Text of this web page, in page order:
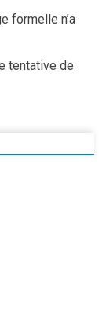
formelle n’a
tentative de